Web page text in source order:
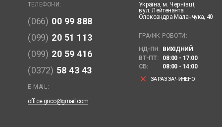
ТЕЛЕФОНИ:
(066) 00 99 888
(099) 20 51 113
(099) 20 59 416
(0372) 58 43 43
E-MAIL:
office.grico@gmail.com
Україна, м. Чернівці,
вул. Лейтенанта
Олександра Маланчука, 40
ГРАФІК РОБОТИ:
НД-ПН: ВИХІДНИЙ
ВТ-ПТ:
08:00 - 17:00
СБ:
08:00 - 14:00
clear ЗАРАЗ ЗАЧИНЕНО